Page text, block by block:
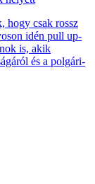
hogy csak rossz
idén pull up-
is, akik
és a polgári-